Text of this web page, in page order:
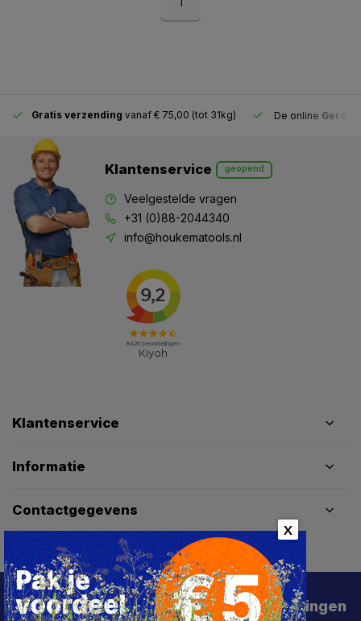
Gratis verzending vanaf € 75,00 (tot 31kg) De online
Klantenservice geopend
Veelgestelde vragen
+31 (0)88-2044340
info@houkematools.nl
Klantenservice
Informatie
Contactgegevens
Schrijf je in voor de beste deals en kortingen
X